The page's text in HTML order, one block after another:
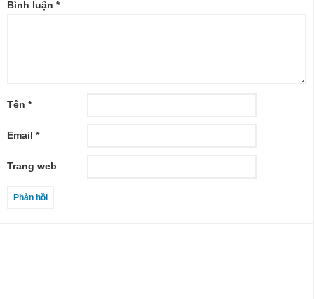
Bình luận *
Tên *
Email *
Trang web